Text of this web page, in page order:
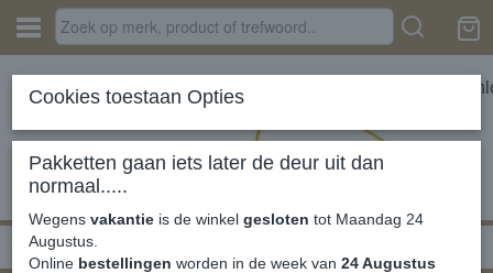
Home › MK3 2004-2010
Cookies toestaan Opties
Pakketten gaan iets later de deur uit dan
normaal.....
Wegens vakantie is de winkel gesloten tot Maandag 24
Augustus.
Online bestellingen worden in de week van 24 Augustus